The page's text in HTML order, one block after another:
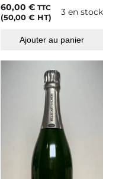
60,00€ TTC
(50,00€ HT) 3 en stock
Ajouter au panier